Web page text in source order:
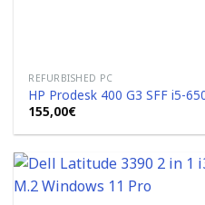
REFURBISHED PC
HP Prodesk 400 G3 SFF i5-
155,00€